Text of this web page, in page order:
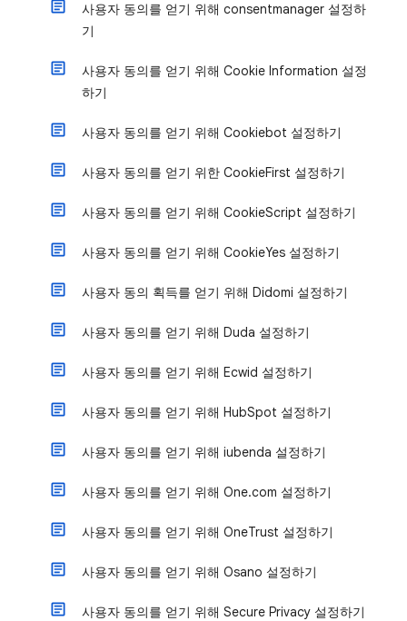
사용자 동의를 얻기 위해 consentmanager 설정하
기
사용자 동의를 얻기 위해 Cookie Information 설정
하기
사용자 동의를 얻기 위해 Cookiebot 설정하기
사용자 동의를 얻기 위한 CookieFirst 설정하기
사용자 동의를 얻기 위해 CookieScript 설정하기
사용자 동의를 얻기 위해 CookieYes 설정하기
사용자 동의 획득를 얻기 위해 Didomi 설정하기
사용자 동의를 얻기 위해 Duda 설정하기
사용자 동의를 얻기 위해 Ecwid 설정하기
사용자 동의를 얻기 위해 HubSpot 설정하기
사용자 동의를 얻기 위해 iubenda 설정하기
사용자 동의를 얻기 위해 One.com 설정하기
사용자 동의를 얻기 위해 OneTrust 설정하기
사용자 동의를 얻기 위해 Osano 설정하기
사용자 동의를 얻기 위해 Secure Privacy 설정하기